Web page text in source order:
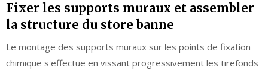
Fixer les supports muraux et assembler
la structure du store banne
Le montage des supports muraux sur les points de fixation
chimique s'effectue en vissant progressivement les tirefonds